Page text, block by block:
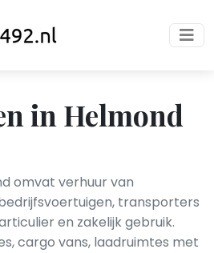
in Helmond
omvat verhuur van
transporters
en zakelijk gebruik.
cargo vans, laadruimtes met